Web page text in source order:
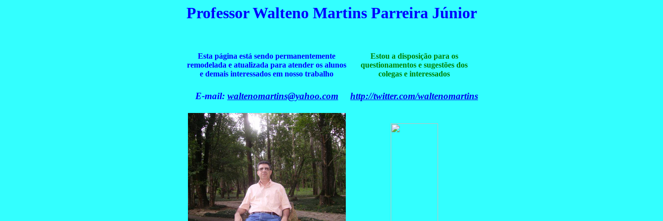
Professor Walteno Martins Parreira Júnior
Esta página está sendo permanentemente
remodelada e atualizada para atender os alunos
e demais interessados em nosso trabalho
Estou a disposição para os
questionamentos e sugestões dos
colegas e interessados
E-mail: waltenomartins@yahoo.com http://twitter.com/waltenomartins